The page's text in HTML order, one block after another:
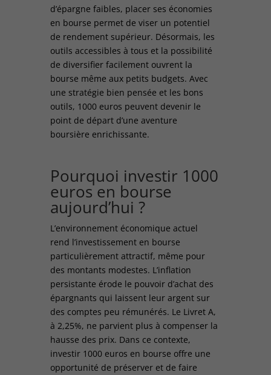
d’épargne faibles, placer ses économies
en bourse permet de viser un potentiel
de rendement supérieur. Désormais, les
outils accessibles à tous et la possibilité
de diversifier facilement ouvrent la
bourse même aux petits budgets. Avec
une stratégie bien pensée et les bons
outils, 1000 euros peuvent devenir le
point de départ d’une aventure
boursière enrichissante.
Pourquoi investir 1000
euros en bourse
aujourd’hui ?
L’environnement économique actuel
rend l’investissement en bourse
particulièrement attractif, même pour
des montants modestes. L’inflation
persistante érode le pouvoir d’achat des
épargnants qui laissent leur argent sur
des comptes peu rémunérés. Le Livret A,
à 2,25%, ne parvient plus à compenser la
hausse des prix. Dans ce contexte,
investir 1000 euros en bourse offre une
opportunité de préserver et de faire